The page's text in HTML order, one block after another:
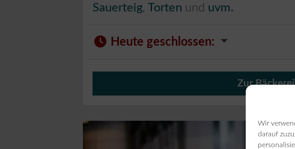
Wir
darauf
Sauerteig, Torten und uvm.
Heute geschlossen:
Zur Bäckerei